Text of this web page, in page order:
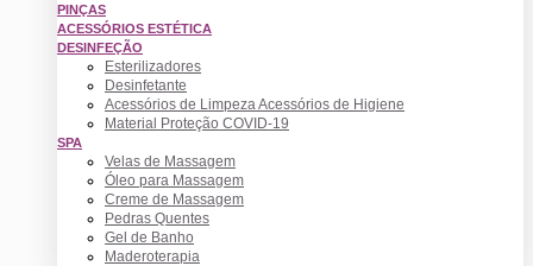
PINÇAS
ACESSÓRIOS ESTÉTICA
DESINFEÇÃO
Esterilizadores
Desinfetante
Acessórios de Limpeza Acessórios de Higiene
Material Proteção COVID-19
SPA
Velas de Massagem
Óleo para Massagem
Creme de Massagem
Pedras Quentes
Gel de Banho
Maderoterapia